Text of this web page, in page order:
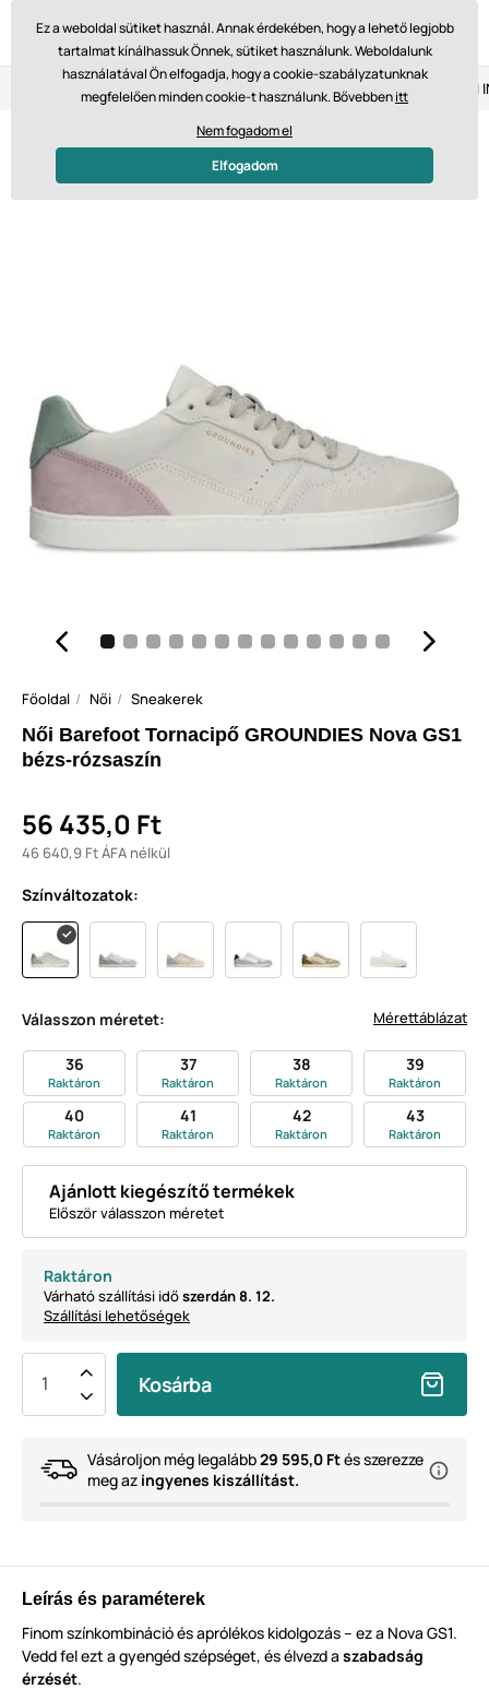
Visszaküldés 14 napon belül Gyors szállítás 61 475 Ft-tól
Főoldal Női Sneakerek
Női Barefoot Tornacipő GROUNDIES Nova GS1
bézs-rózsaszín
56 435,0 Ft
46 640,9 Ft ÁFA nélkül
Színváltozatok:
Mérettáblázat
Válasszon méretet:
36
Raktáron
37
Raktáron
38
Raktáron
39
Raktáron
40
Raktáron
41
Raktáron
42
Raktáron
43
Raktáron
Ajánlott kiegészítő termékek
Először válasszon méretet
Raktáron
Várható szállítási időszerdán 8. 12.
Szállítási lehetőségek
Kosárba
Vásároljon még legalább29 595,0 Ftés szerezze
meg az ingyenes kiszállítást.
Leírás és paraméterek
Finom színkombináció és aprólékos kidolgozás – ez a Nova GS1.
Vedd fel ezt a gyengéd szépséget, és élvezd a szabadság
érzését.
Ez a weboldal sütiket használ. Annak érdekében, hogy a lehető legjobb
tartalmat kínálhassuk Önnek, sütiket használunk. Weboldalunk
használatával Ön elfogadja, hogy a cookie-szabályzatunknak
megfelelően minden cookie-t használunk. Bővebbenitt
Nem fogadom el
Elfogadom